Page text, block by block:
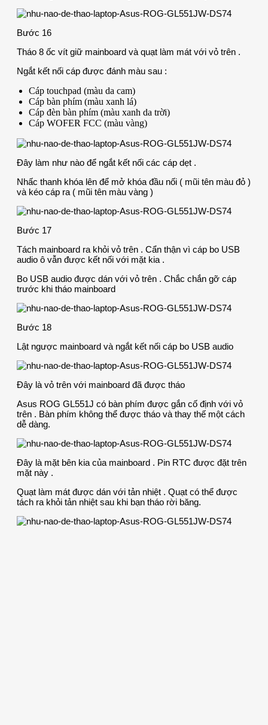
Bước 16
Tháo 8 ốc vít giữ mainboard và quạt làm mát với vỏ trên .
Ngắt kết nối cáp được đánh màu sau :
Cáp touchpad (màu da cam)
Cáp bàn phím (màu xanh lá)
Cáp đèn bàn phím (màu xanh da trời)
Cáp WOFER FCC (màu vàng)
Đây làm như nào để ngắt kết nối các cáp dẹt .
Nhấc thanh khóa lên để mở khóa đầu nối ( mũi tên màu đỏ )
và kéo cáp ra ( mũi tên màu vàng )
Bước 17
Tách mainboard ra khỏi vỏ trên . Cẩn thận vì cáp bo USB
audio ô vẫn được kết nối với mặt kia .
Bo USB audio được dán với vỏ trên . Chắc chắn gỡ cáp
trước khi tháo mainboard
Bước 18
Lật ngược mainboard và ngắt kết nối cáp bo USB audio
Đây là vỏ trên với mainboard đã được tháo
Asus ROG GL551J có bàn phím được gắn cố định với vỏ
trên . Bàn phím không thể được tháo và thay thế một cách
dễ dàng.
Đây là mặt bên kia của mainboard . Pin RTC được đặt trên
mặt này .
Quạt làm mát được dán với tản nhiệt . Quạt có thể được
tách ra khỏi tản nhiệt sau khi bạn tháo rời băng.